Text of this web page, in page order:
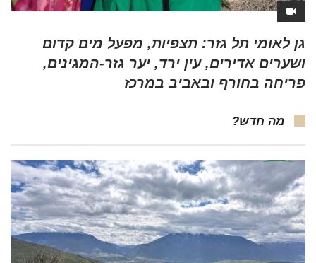
גן לאומי תל גזר: תצפיות, מפעל מים קדום
ושערים אדירים, עין ירד, יער גזר-המגינים,
פריחה בחורף ובאביב במרכז
מה חדש?